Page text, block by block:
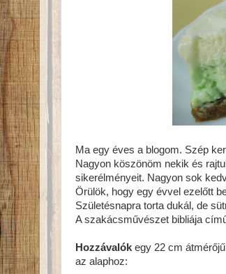
Ma egy éves a blogom. Szép
Nagyon köszönöm nekik és
sikerélményeit. Nagyon sok
Örülök, hogy egy évvel ezelőtt
Születésnapra torta dukál, de
A szakácsművészet bibliája
Hozzávalók egy 22 cm
az alaphoz: